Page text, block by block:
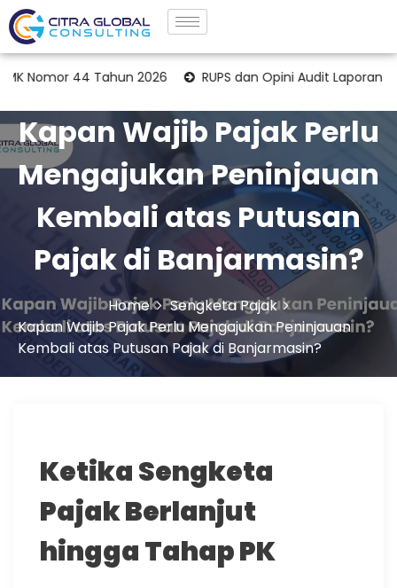
44 Tahun 2026 RUPS dan Opini Audit Laporan
Kapan Wajib Pajak Perlu
Mengajukan Peninjauan
Kembali atas Putusan
Pajak di Banjarmasin?
Home
Sengketa Pajak
Kapan Wajib Pajak Perlu Mengajukan Peninjauan
Kembali atas Putusan Pajak di Banjarmasin?
Ketika Sengketa
Pajak Berlanjut
hingga Tahap PK